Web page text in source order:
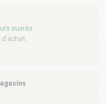
ouvrés